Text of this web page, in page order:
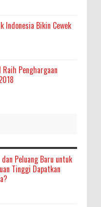
Indonesia Bikin Cewek
Penghargaan
Peluang Baru untuk
Tinggi Dapatkan